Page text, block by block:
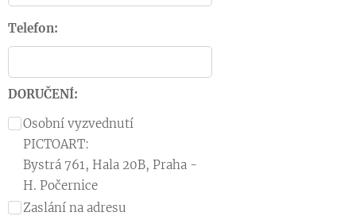
Telefon:
DORUČENÍ:
Osobní vyzvednutí
PICTOART:
Bystrá 761, Hala 20B, Praha -
H. Počernice
Zaslání na adresu